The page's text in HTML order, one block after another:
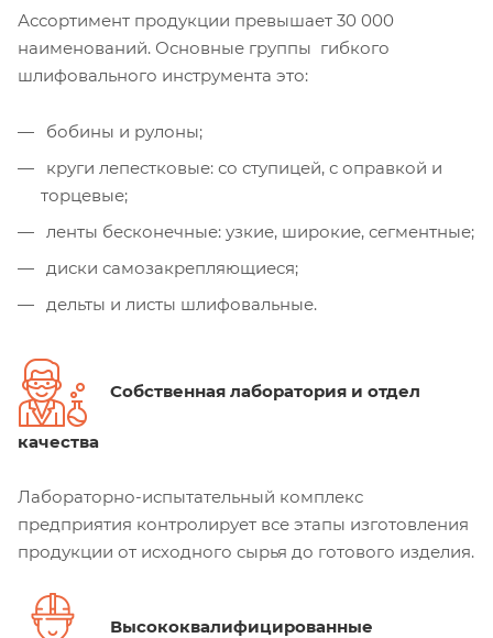
Ассортимент продукции превышает 30 000
наименований. Основные группы гибкого
шлифовального инструмента это:
бобины и рулоны;
круги лепестковые: со ступицей, с оправкой и
торцевые;
ленты бесконечные: узкие, широкие, сегментные;
диски самозакрепляющиеся;
дельты и листы шлифовальные.
Собственная лаборатория и отдел
качества
Лабораторно-испытательный комплекс
предприятия контролирует все этапы изготовления
продукции от исходного сырья до готового изделия.
Высококвалифицированные